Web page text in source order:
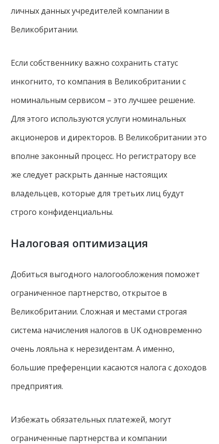
личных данных учредителей компании в
Великобритании.
Если собственнику важно сохранить статус
инкогнито, то компания в Великобритании с
номинальным сервисом – это лучшее решение.
Для этого используются услуги номинальных
акционеров и директоров. В Великобритании это
вполне законный процесс. Но регистратору все
же следует раскрыть данные настоящих
владельцев, которые для третьих лиц будут
строго конфиденциальны.
Налоговая оптимизация
Добиться выгодного налогообложения поможет
ограниченное партнерство, открытое в
Великобритании. Сложная и местами строгая
система начисления налогов в UK одновременно
очень лояльна к нерезидентам. А именно,
большие преференции касаются налога с доходов
предприятия.
Избежать обязательных платежей, могут
ограниченные партнерства и компании